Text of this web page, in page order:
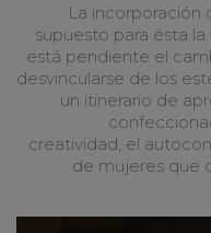
La incorporación
supuesto para ésta
está pendiente el
desvincularse de los
un itinerario de
creatividad, el
de mujeres que